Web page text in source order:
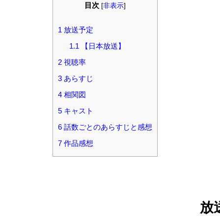
目次 [非表示]
1 放送予定
1.1 【日本放送】
2 視聴率
3 あらすじ
4 相関図
5 キャスト
6 話数ごとのあらすじと感想
7 作品感想